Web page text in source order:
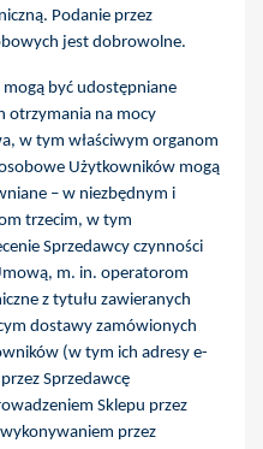
Podanie przez
jest dobrowolne.
być udostępniane
otrzymania na mocy
w tym właściwym organom
Użytkowników mogą
– w niezbędnym i
trzecim, w tym
Sprzedawcy czynności
m. in. operatorom
z tytułu zawieranych
dostawy zamówionych
(w tym ich adresy e-
Sprzedawcę
Sklepu przez
przez